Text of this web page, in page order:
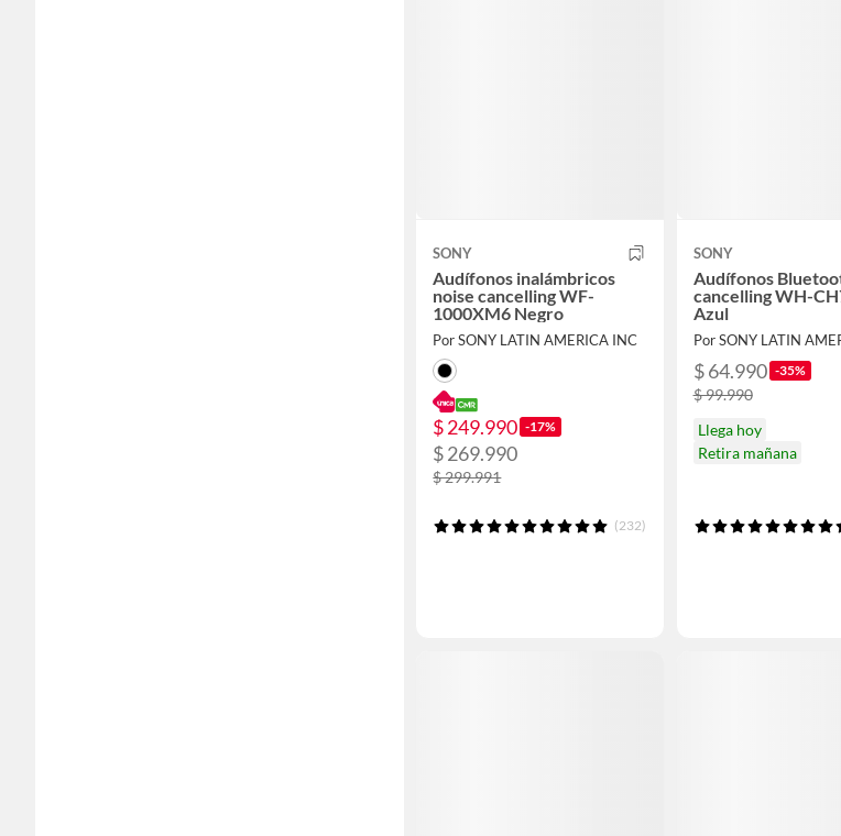
SONY
Audífonos inalámbricos
noise cancelling WF-
1000XM6 Negro
Por SONY LATIN AMERICA INC
$ 249.990 -17%
$ 269.990
$ 299.991
(232)
SONY
Audífonos
cancelling WH-
Azul
Por SONY LATIN
$ 64.990 -35%
$ 99.990
Llega hoy
Retira mañana